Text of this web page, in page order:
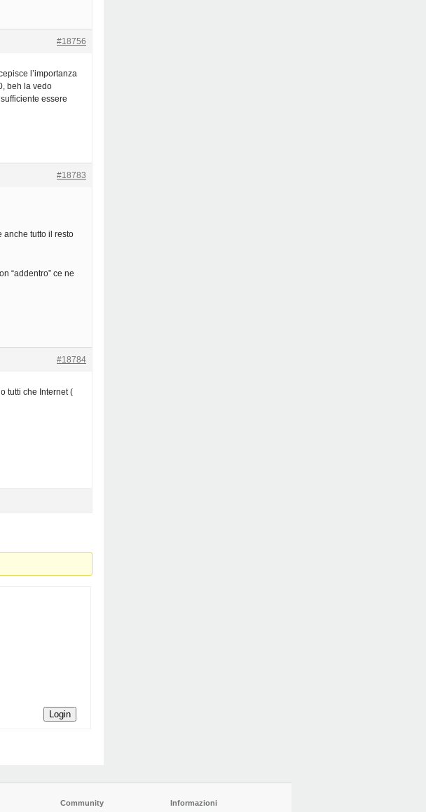
#18756
l’importanza
beh la vedo
essere
#18783
anche tutto il resto
“addentro” ce ne
#18784
tutti che Internet (
Login
Community Informazioni